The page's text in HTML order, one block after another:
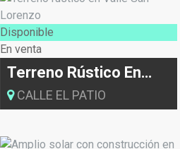
Disponible
En venta
Terreno Rústico En
Valle San Lorenzo
CALLE EL PATIO